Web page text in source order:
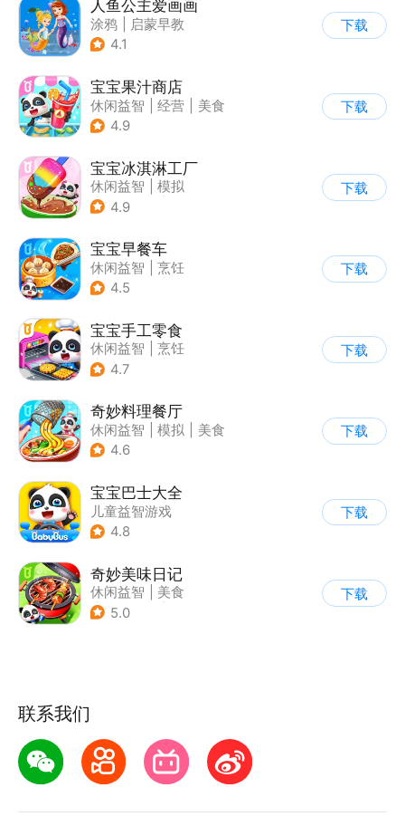
人鱼公主爱画画
涂鸦
启蒙早教
4.1
下载
宝宝果汁商店
休闲益智 经营
美食
| 宝宝巴士
4.9
下载
宝宝冰淇淋工厂
休闲益智
模拟
| 宝宝巴士
4.9
下载
宝宝早餐车
休闲益智
烹饪
| 宝宝巴士
4.5
下载
宝宝手工零食
休闲益智
烹饪
| 宝宝巴士
4.7
下载
奇妙料理餐厅
休闲益智 模拟
美食
| 宝宝巴士
4.6
下载
宝宝巴士大全
儿童益智游戏
| 启蒙早教
4.8
下载
奇妙美味日记
休闲益智
美食
| 宝宝巴士
5.0
下载
联系我们